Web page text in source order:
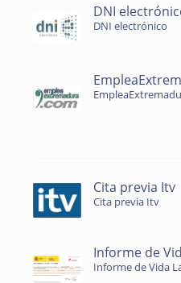
DNI
DNI electrónico
Cita previa Itv
Cita previa Itv
Informe de
Informe de Vida